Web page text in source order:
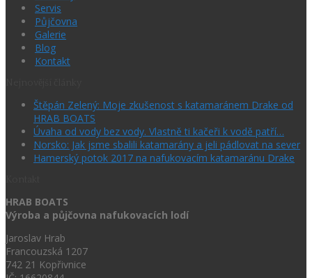
Servis
Půjčovna
Galerie
Blog
Kontakt
Štěpán Zelený: Moje zkušenost s katamaránem Drake od
HRAB BOATS
Úvaha od vody bez vody. Vlastně ti kačeři k vodě patří…
Norsko: Jak jsme sbalili katamarány a jeli pádlovat na sever
Hamerský potok 2017 na nafukovacím katamaránu Drake
HRAB BOATS
Výroba a půjčovna nafukovacích lodí
Jaroslav Hrab
Francouzská 1207
742 21 Kopřivnice